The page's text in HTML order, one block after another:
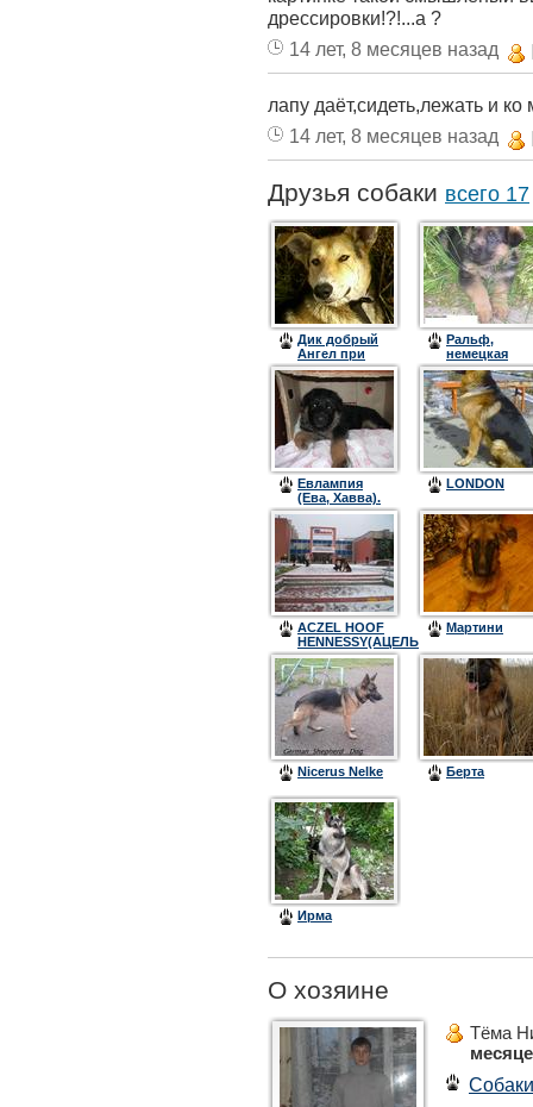
дрессировки!?!...а ?
14 лет, 8 месяцев назад
лапу даёт,сидеть,лежать и ко
14 лет, 8 месяцев назад
Друзья собаки всего 17
Дик добрый
Ангел при
свете дня и
дьявол в
непроглядной
тьме!....
Ральф,
немецкая
овчарка
Евлампия
(Ева, Хавва).
Ты навсегда в
моем сердце.
LONDON
ACZEL HOOF
HENNESSY(АЦЕЛЬ
ХОФ
ХЕННЕСИ)
Мартини
Nicerus Nelke Берта
Ирма
О хозяине
Тёма
Собаки